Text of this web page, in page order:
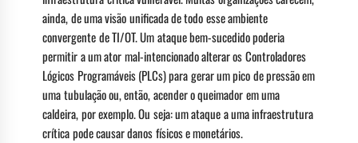
ainda, de uma visão unificada de todo esse ambiente
convergente de TI/OT. Um ataque bem-sucedido poderia
permitir a um ator mal-intencionado alterar os Controladores
Lógicos Programáveis (PLCs) para gerar um pico de pressão em
uma tubulação ou, então, acender o queimador em uma
caldeira, por exemplo. Ou seja: um ataque a uma infraestrutura
crítica pode causar danos físicos e monetários.